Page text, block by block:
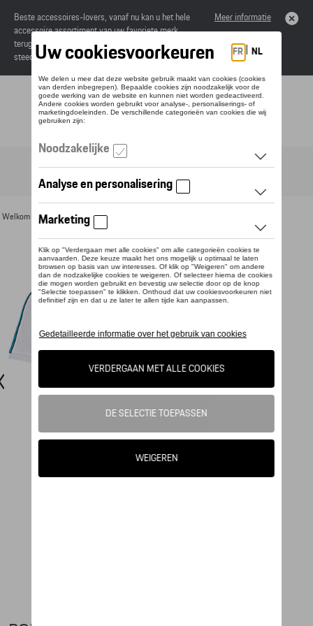
Beste accessoires-lovers, vanaf nu kan u het hele
accessoire assortiment van uw favoriete merk
terugvinden in de online catalogus. Deze kunnen
steeds besteld worden via uw dealer.
Meer informatie
Toggle navigation
Welkom >Voor u >Textiel >